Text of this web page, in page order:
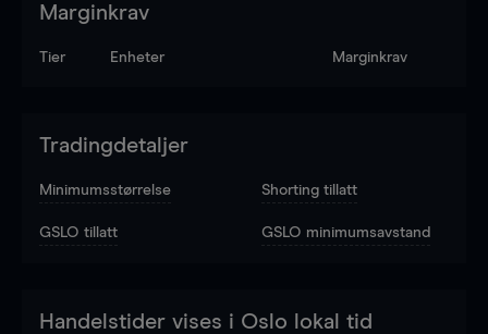
Marginkrav
Tier Enheter Marginkrav
Tradingdetaljer
Minimumsstørrelse Shorting tillatt
GSLO tillatt GSLO minimumsavstand
Handelstider vises i Oslo lokal tid